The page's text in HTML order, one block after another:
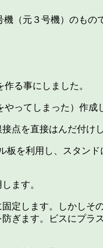
（元３号機）のもの
る事にしました。
ってしまった）作成
点を直接はんだ付け
を利用し、スタン
ます。
定します。しかしそ
ぎます。ビスにプラ